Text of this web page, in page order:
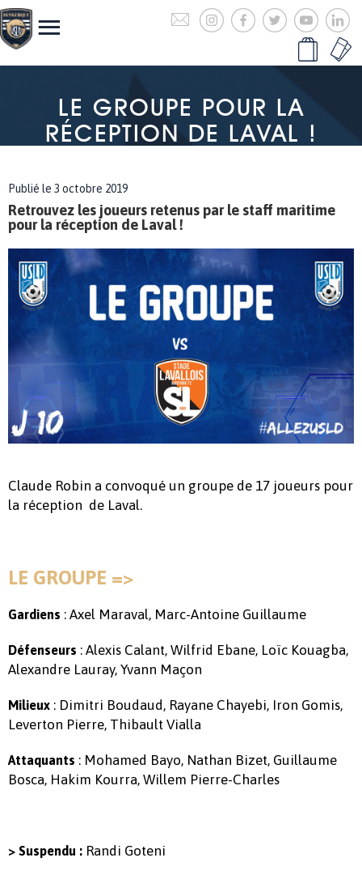
LE GROUPE POUR LA
RÉCEPTION DE LAVAL !
Publié le 3 octobre 2019
Retrouvez les joueurs retenus par le staff maritime
pour la réception de Laval !
Claude Robin a convoqué un groupe de 17 joueurs pour
la réception de Laval.
LE GROUPE =>
Gardiens : Axel Maraval, Marc-Antoine Guillaume
Défenseurs : Alexis Calant, Wilfrid Ebane, Loïc Kouagba,
Alexandre Lauray, Yvann Maçon
Milieux : Dimitri Boudaud, Rayane Chayebi, Iron Gomis,
Leverton Pierre, Thibault Vialla
Attaquants : Mohamed Bayo, Nathan Bizet, Guillaume
Bosca, Hakim Kourra, Willem Pierre-Charles
> Suspendu : Randi Goteni